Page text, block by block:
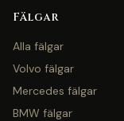
Fälgar
Alla fälgar
Volvo fälgar
Mercedes fälgar
BMW fälgar